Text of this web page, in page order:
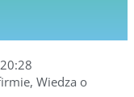
20:28
, Wiedza o